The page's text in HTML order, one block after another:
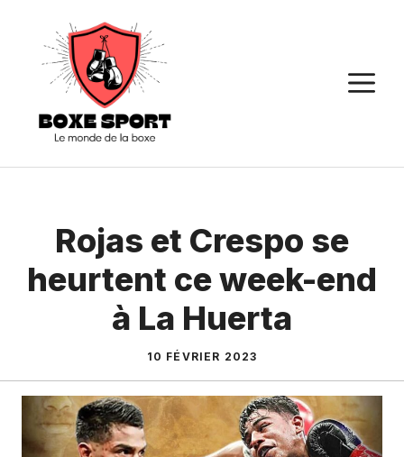
contenu
Rojas et Crespo se
heurtent ce week-end
à La Huerta
10 FÉVRIER 2023